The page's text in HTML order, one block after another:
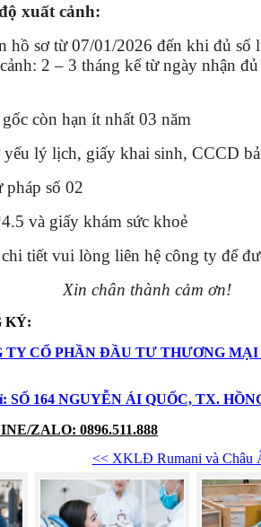
xuất cảnh:
hồ sơ từ 07/01/2026 đến khi đủ số
2 – 3 tháng kể từ ngày nhận
còn hạn ít nhất 03 năm
yếu lý lịch, giấy khai sinh, CCCD
số 02
và giấy khám sức khoẻ
tiết vui lòng liên hệ công ty để
Xin chân thành cảm ơn!
KÝ:
TY CỔ PHẦN ĐẦU TƯ THƯƠNG
SỐ 164 NGUYỄN ÁI QUỐC, TX.
ZALO: 0896.511.888
<< XKLĐ Rumani và Châu